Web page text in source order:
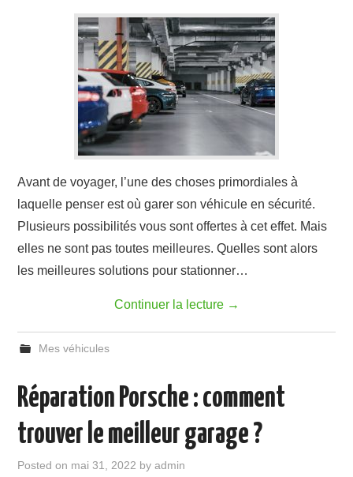
Avant de voyager, l’une des choses primordiales à
laquelle penser est où garer son véhicule en sécurité.
Plusieurs possibilités vous sont offertes à cet effet. Mais
elles ne sont pas toutes meilleures. Quelles sont alors
les meilleures solutions pour stationner…
Continuer la lecture →
Mes véhicules
Réparation Porsche : comment
trouver le meilleur garage ?
Posted on mai 31, 2022 byadmin